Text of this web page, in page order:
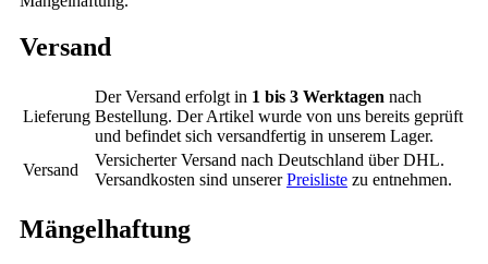
Versand
Lieferung
Der Versand erfolgt in 1 bis 3 Werktagen nach
Bestellung. Der Artikel wurde von uns bereits geprüft
und befindet sich versandfertig in unserem Lager.
Versand
Versicherter Versand nach Deutschland über DHL.
Versandkosten sind unsererPreisliste zu entnehmen.
Mängelhaftung